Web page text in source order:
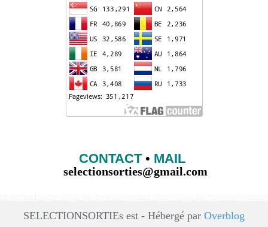
CONTACT• MAIL
selectionsorties@gmail.com
SELECTIONSORTIEs est - Hébergé par Overblog